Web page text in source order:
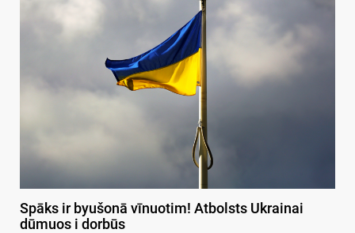
Spāks ir byušonā vīnuotim! Atbolsts Ukrainai
dūmuos i dorbūs